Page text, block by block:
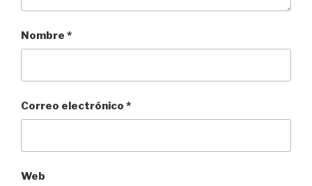
Nombre *
Correo electrónico *
Web